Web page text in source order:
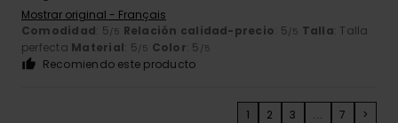
Mostrar original - Français
Comodidad: 5/5 Relación calidad-precio: 5/5 Talla: Talla
perfecta Material: 5/5 Color: 5 /5
Recomiendo este producto
1 2 3 ... 7 >